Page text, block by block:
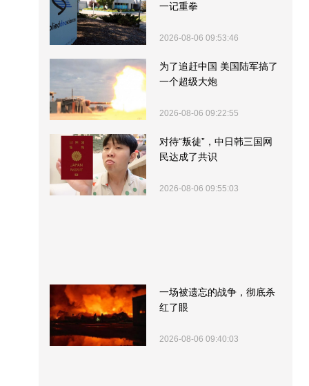
一记重拳
2026-08-06 09:53:46
为了追赶中国 美国陆军搞了
一个超级大炮
2026-08-06 09:22:55
对待“叛徒”，中日韩三国网
民达成了共识
2026-08-06 09:55:03
一场被遗忘的战争，彻底杀
红了眼
2026-08-06 09:40:03